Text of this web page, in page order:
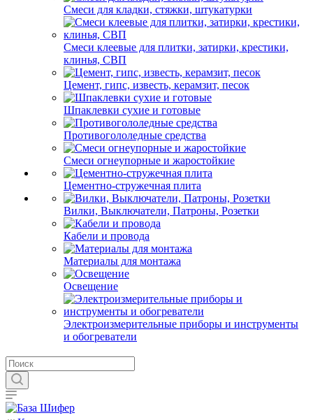
Смеси для кладки, стяжки, штукатурки
Смеси клеевые для плитки, затирки, крестики,
клинья, СВП
Цемент, гипс, известь, керамзит, песок
Шпаклевки сухие и готовые
Противогололедные средства
Смеси огнеупорные и жаростойкие
Цементно-стружечная плита
Вилки, Выключатели, Патроны, Розетки
Кабели и провода
Материалы для монтажа
Освещение
Электроизмерительные приборы и инструменты
и обогреватели